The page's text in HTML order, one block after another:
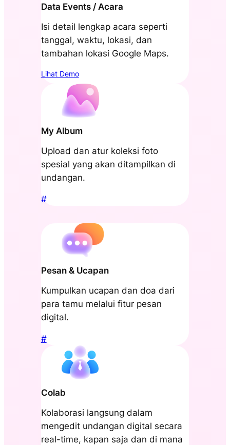
Data Events / Acara
Isi detail lengkap acara seperti
tanggal, waktu, lokasi, dan
tambahan lokasi Google Maps.
Lihat Demo
My Album
Upload dan atur koleksi foto
spesial yang akan ditampilkan di
undangan.
#
Pesan & Ucapan
Kumpulkan ucapan dan doa dari
para tamu melalui fitur pesan
digital.
#
Colab
Kolaborasi langsung dalam
mengedit undangan digital secara
real-time, kapan saja dan di mana